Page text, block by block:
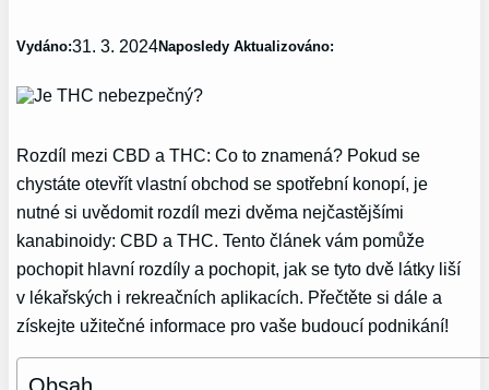
Vydáno:31. 3. 2024Naposledy Aktualizováno:
Rozdíl mezi CBD a THC: Co to znamená? Pokud se
chystáte otevřít vlastní obchod se spotřební konopí, je
nutné si uvědomit rozdíl mezi dvěma nejčastějšími
kanabinoidy: CBD a THC. Tento článek vám pomůže
pochopit hlavní rozdíly a pochopit, jak se tyto dvě látky liší
v lékařských i rekreačních aplikacích. Přečtěte si dále a
získejte užitečné informace pro vaše budoucí podnikání!